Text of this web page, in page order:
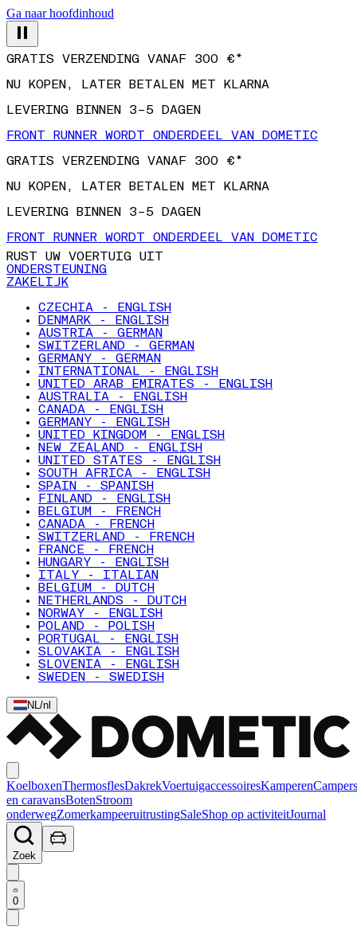
Ga naar hoofdinhoud
GRATIS VERZENDING VANAF 300 €*
NU KOPEN, LATER BETALEN MET KLARNA
LEVERING BINNEN 3–5 DAGEN
FRONT RUNNER WORDT ONDERDEEL VAN DOMETIC
GRATIS VERZENDING VANAF 300 €*
NU KOPEN, LATER BETALEN MET KLARNA
LEVERING BINNEN 3–5 DAGEN
FRONT RUNNER WORDT ONDERDEEL VAN DOMETIC
RUST UW VOERTUIG UIT
ONDERSTEUNING
ZAKELIJK
CZECHIA - ENGLISH
DENMARK - ENGLISH
AUSTRIA - GERMAN
SWITZERLAND - GERMAN
GERMANY - GERMAN
INTERNATIONAL - ENGLISH
UNITED ARAB EMIRATES - ENGLISH
AUSTRALIA - ENGLISH
CANADA - ENGLISH
GERMANY - ENGLISH
UNITED KINGDOM - ENGLISH
NEW ZEALAND - ENGLISH
UNITED STATES - ENGLISH
SOUTH AFRICA - ENGLISH
SPAIN - SPANISH
FINLAND - ENGLISH
BELGIUM - FRENCH
CANADA - FRENCH
SWITZERLAND - FRENCH
FRANCE - FRENCH
HUNGARY - ENGLISH
ITALY - ITALIAN
BELGIUM - DUTCH
NETHERLANDS - DUTCH
NORWAY - ENGLISH
POLAND - POLISH
PORTUGAL - ENGLISH
SLOVAKIA - ENGLISH
SLOVENIA - ENGLISH
SWEDEN - SWEDISH
NL/nl
KoelboxenThermosflesDakrekVoertuigaccessoiresKamperenCampers
en caravansBotenStroom
onderwegZomerkampeeruitrustingSaleShop op activiteitJournal
Zoek
0